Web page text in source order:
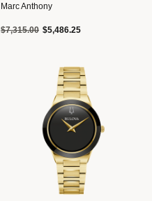
Marc Anthony
Precio reducido de
$7,315.00a$5,486.25